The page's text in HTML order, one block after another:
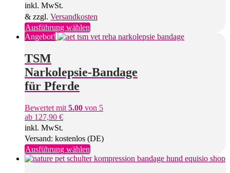
werden
inkl. MwSt.
& zzgl. Versandkosten
Ausführung wählenDieses
Produkt
auf.
auf
gewählt
werden
Angebot!
TSM
Narkolepsie-Bandage
für Pferde
Bewertet mit 5.00 von 5
ab 127,90 €
inkl. MwSt.
Versand: kostenlos (DE)
Ausführung wählenDieses
Produkt